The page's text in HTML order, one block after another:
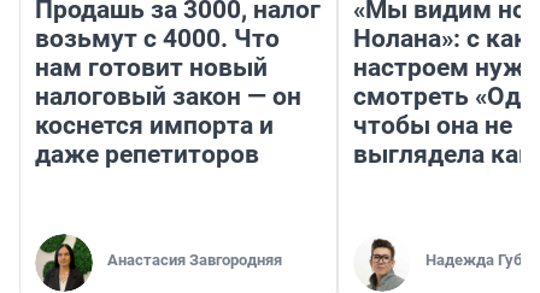
Продашь за 3000, налог
возьмут с 4000. Что
нам готовит новый
налоговый закон — он
коснется импорта и
даже репетиторов
Анастасия Завгородняя
«Мы видим
Нолана»: с
настроем
смотреть
чтобы она не
выглядела как
Надежда